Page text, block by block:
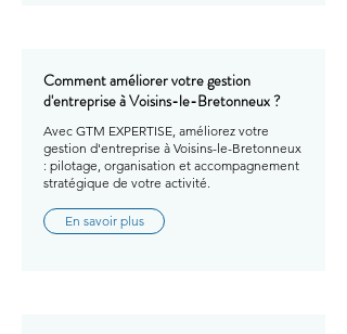
Comment améliorer votre gestion
d'entreprise à Voisins-le-Bretonneux ?
Avec GTM EXPERTISE, améliorez votre
gestion d'entreprise à Voisins-le-Bretonneux
: pilotage, organisation et accompagnement
stratégique de votre activité.
En savoir plus